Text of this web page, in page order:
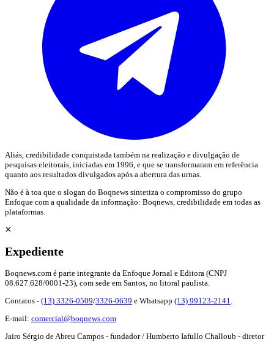
Aliás, credibilidade conquistada também na realização e divulgação de
pesquisas eleitorais, iniciadas em 1996, e que se transformaram em referência
quanto aos resultados divulgados após a abertura das urnas.
Não é à toa que o slogan do Boqnews sintetiza o compromisso do grupo
Enfoque com a qualidade da informação: Boqnews, credibilidade em todas as
plataformas.
✕
Expediente
Boqnews.com é parte integrante da Enfoque Jornal e Editora (CNPJ
08.627.628/0001-23), com sede em Santos, no litoral paulista.
Contatos - (13) 3326-0509/3326-0639 e Whatsapp (13) 99123-2141
E-mail: comercial@boqnews.com
Jairo Sérgio de Abreu Campos - fundador / Humberto Iafullo Challoub - diretor